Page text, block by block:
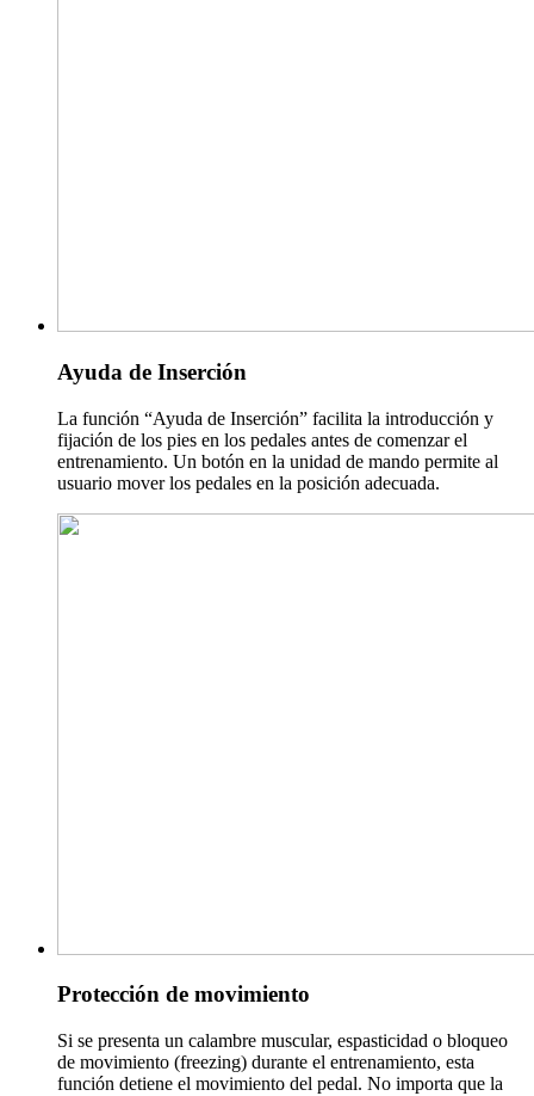
Ayuda de Inserción
La función “Ayuda de Inserción” facilita la introducción y
fijación de los pies en los pedales antes de comenzar el
entrenamiento. Un botón en la unidad de mando permite al
usuario mover los pedales en la posición adecuada.
Protección de movimiento
Si se presenta un calambre muscular, espasticidad o bloqueo
de movimiento (freezing) durante el entrenamiento, esta
función detiene el movimiento del pedal. No importa que la